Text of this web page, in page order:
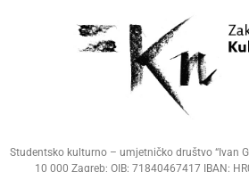
Studentsko kulturno – umjetničko društvo “Ivan
10 000 Zagreb; OIB: 71840467417 IBAN: